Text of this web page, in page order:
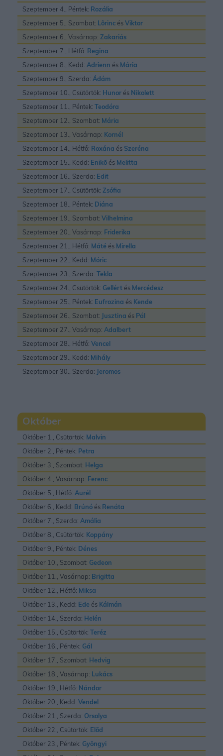
Szeptember 4., Péntek: Rozália
Szeptember 5., Szombat: Lõrinc ésViktor
Szeptember 6., Vasárnap: Zakariás
Szeptember 7., Hétfő: Regina
Szeptember 8., Kedd: Adrienn és Mária
Szeptember 9., Szerda: Ádám
Szeptember 10., Csütörtök: Hunor és Nikolett
Szeptember 11., Péntek: Teodóra
Szeptember 12., Szombat: Mária
Szeptember 13., Vasárnap: Kornél
Szeptember 14., Hétfő: Roxána és Szeréna
Szeptember 15., Kedd: Enikõ és Melitta
Szeptember 16., Szerda: Edit
Szeptember 17., Csütörtök: Zsófia
Szeptember 18., Péntek: Diána
Szeptember 19., Szombat: Vilhelmina
Szeptember 20., Vasárnap: Friderika
Szeptember 21., Hétfő: Máté és Mirella
Szeptember 22., Kedd: Móric
Szeptember 23., Szerda: Tekla
Szeptember 24., Csütörtök: Gellért és Mercédesz
Szeptember 25., Péntek: Eufrozina és Kende
Szeptember 26., Szombat: Jusztina és Pál
Szeptember 27., Vasárnap: Adalbert
Szeptember 28., Hétfő: Vencel
Szeptember 29., Kedd: Mihály
Szeptember 30., Szerda: Jeromos
Október
Október 1., Csütörtök: Malvin
Október 2., Péntek: Petra
Október 3., Szombat: Helga
Október 4., Vasárnap: Ferenc
Október 5., Hétfő: Aurél
Október 6., Kedd: Brúnó és Renáta
Október 7., Szerda: Amália
Október 8., Csütörtök: Koppány
Október 9., Péntek: Dénes
Október 10., Szombat: Gedeon
Október 11., Vasárnap: Brigitta
Október 12., Hétfő: Miksa
Október 13., Kedd: Ede és Kálmán
Október 14., Szerda: Helén
Október 15., Csütörtök: Teréz
Október 16., Péntek: Gál
Október 17., Szombat: Hedvig
Október 18., Vasárnap: Lukács
Október 19., Hétfő: Nándor
Október 20., Kedd: Vendel
Október 21., Szerda: Orsolya
Október 22., Csütörtök: Elõd
Október 23., Péntek: Gyöngyi